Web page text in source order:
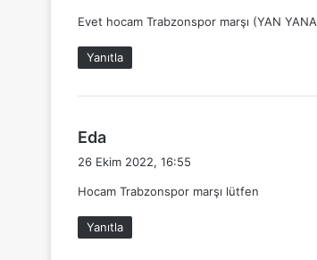
i
Evet hocam Trabzonspor marşı (YAN
Yanıtla
Eda
i
k
i
26 Ekim 2022, 16:55
Hocam Trabzonspor marşı lütfen
Yanıtla